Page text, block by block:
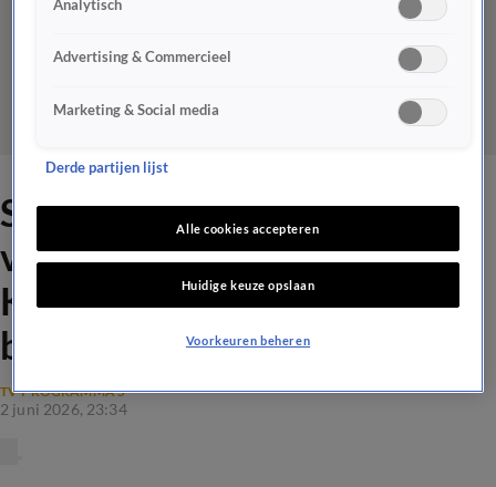
Sam Hagens geschikt als
vervanger van Renze
Klamer? 'Als ik héél eerlijk
ben...'
TV-PROGRAMMA'S
2 juni 2026, 23:34
Analytisch
Advertising & Commercieel
Marketing & Social media
Derde partijen lijst
Alle cookies accepteren
Huidige keuze opslaan
Voorkeuren beheren